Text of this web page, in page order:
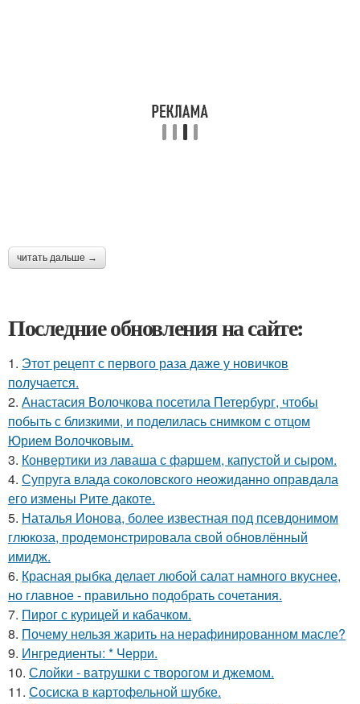
читать дальше →
Последние обновления на сайте:
1. Этот рецепт с первого раза даже у новичков
получается.
2. Анастасия Волочкова посетила Петербург, чтобы
побыть с близкими, и поделилась снимком с отцом
Юрием Волочковым.
3. Конвертики из лаваша с фаршем, капустой и сыром.
4. Супруга влада соколовского неожиданно оправдала
его измены Рите дакоте.
5. Наталья Ионова, более известная под псевдонимом
глюкоза, продемонстрировала свой обновлённый
имидж.
6. Красная рыбка делает любой салат намного вкуснее,
но главное - правильно подобрать сочетания.
7. Пирог с курицей и кабачком.
8. Почему нельзя жарить на нерафинированном масле?
9. Ингредиенты: * Черри.
10. Слойки - ватрушки с творогом и джемом.
11. Сосиска в картофельной шубке.